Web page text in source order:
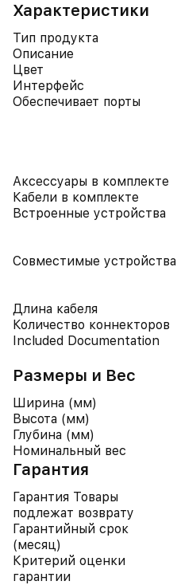
Характеристики
Тип продукта
Описание
Цвет
Интерфейс
Обеспечивает порты
Аксессуары в комплекте
Кабели в комплекте
Встроенные устройства
Совместимые устройства
Длина кабеля
Количество коннекторов
Included Documentation
Размеры и Вес
Ширина (мм)
Высота (мм)
Глубина (мм)
Номинальный вес
Гарантия
Гарантия Товары
подлежат возврату
Гарантийный срок
(месяц)
Критерий оценки
гарантии